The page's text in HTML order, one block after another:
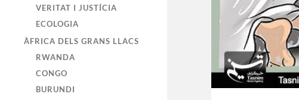
VERITAT I JUSTÍCIA
ECOLOGIA
ÀFRICA DELS GRANS LLACS
RWANDA
CONGO
BURUNDI